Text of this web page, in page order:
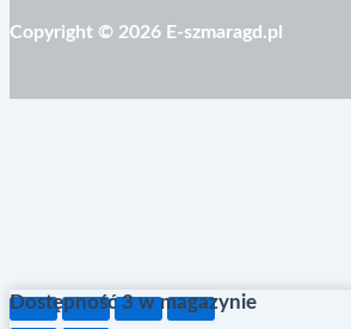
Copyright © 2026 E-szmaragd.pl
Dostępność 3 w magazynie